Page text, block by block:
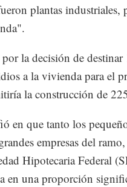
plantas industriales,
la decisión de
a la vivienda para el
la construcción de
en que tanto los
empresas del
Hipotecaria Federal
en una proporción